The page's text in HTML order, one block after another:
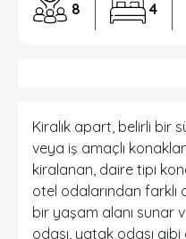
8 4
Kiralık apart, belirli bir
veya iş amaçlı
kiralanan, daire tipi
otel odalarından farklı
bir yaşam alanı sunar
odası, yatak odası gibi